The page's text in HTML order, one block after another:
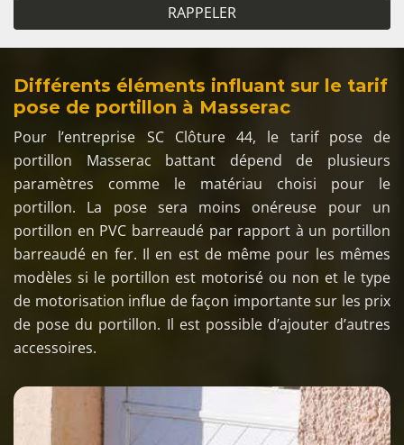
Différents éléments influant sur le tarif
pose de portillon à Masserac
Pour l’entreprise SC Clôture 44, le tarif pose de
portillon Masserac battant dépend de plusieurs
paramètres comme le matériau choisi pour le
portillon. La pose sera moins onéreuse pour un
portillon en PVC barreaudé par rapport à un portillon
barreaudé en fer. Il en est de même pour les mêmes
modèles si le portillon est motorisé ou non et le type
de motorisation influe de façon importante sur les prix
de pose du portillon. Il est possible d’ajouter d’autres
accessoires.